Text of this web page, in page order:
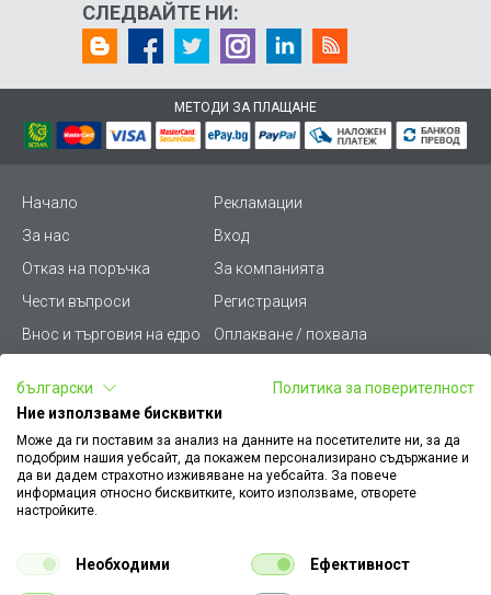
СЛЕДВАЙТЕ НИ:
МЕТОДИ ЗА ПЛАЩАНЕ
Начало
Рекламации
За нас
Вход
Отказ на поръчка
За компанията
Чести въпроси
Регистрация
Внос и търговия на едро
Оплакване / похвала
Условия за ползване
Стани дистрибутор
Карта на сайта
Кариери
Как да намеря документ
към поръчка
Платформа за AРС
Конфигуратор за ел.
български
Политика за поверителност
Ние използваме бисквитки
Може да ги поставим за анализ на данните на посетителите ни, за да
подобрим нашия уебсайт, да покажем персонализирано съдържание и
да ви дадем страхотно изживяване на уебсайта. За повече
информация относно бисквитките, които използваме, отворете
настройките.
Необходими Ефективност